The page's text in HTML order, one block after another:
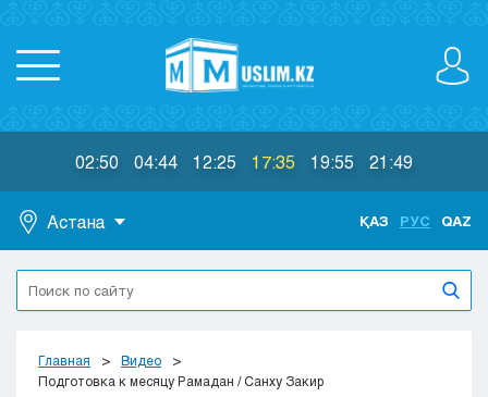
02:50 04:44 12:25 17:35 19:55 21:49
Астана
Астана
Алматы
Атырау
ҚАЗ РУС QAZ
Главная
Видео
Подготовка к месяцу Рамадан / Санху Закир